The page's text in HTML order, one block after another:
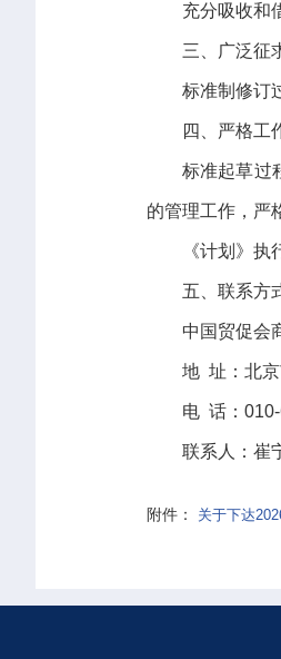
充分吸收和
三、广泛征
标准制修订
四、严格工
标准起草过
的管理工作，严
《计划》
五、联系方
中国贸促会
地 址：北京
电 话：
联系人：崔
附件： 关于下达